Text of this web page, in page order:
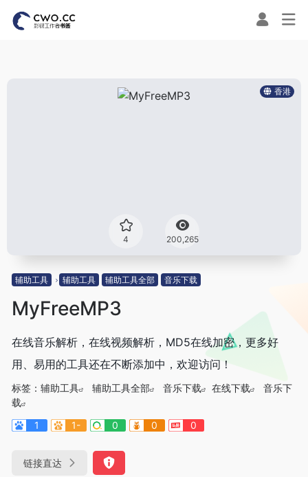
香港
4 200,265
辅助工具 辅助工具 辅助工具全部 音乐下载
MyFreeMP3
在线音乐解析，在线视频解析，MD5在线加密，更多好
用、易用的工具还在不断添加中，欢迎访问！
标签： 辅助工具 辅助工具全部 音乐下载 在线下载
音乐下
载
1
1- 0 0 0
链接直达